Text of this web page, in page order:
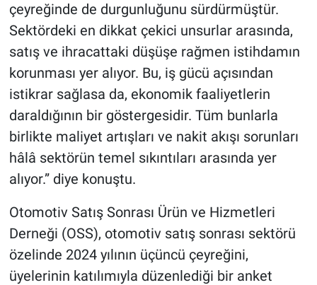
çeyreğinde de durgunluğunu sürdürmüştür.
Sektördeki en dikkat çekici unsurlar arasında,
satış ve ihracattaki düşüşe rağmen istihdamın
korunması yer alıyor. Bu, iş gücü açısından
istikrar sağlasa da, ekonomik faaliyetlerin
daraldığının bir göstergesidir. Tüm bunlarla
birlikte maliyet artışları ve nakit akışı sorunları
hâlâ sektörün temel sıkıntıları arasında yer
alıyor.” diye konuştu.
Otomotiv Satış Sonrası Ürün ve Hizmetleri
Derneği (OSS), otomotiv satış sonrası sektörü
özelinde 2024 yılının üçüncü çeyreğini,
üyelerinin katılımıyla düzenlediği bir anket